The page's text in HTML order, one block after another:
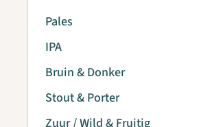
Pales
IPA
Bruin & Donker
Stout & Porter
Zuur / Wild & Fruitig